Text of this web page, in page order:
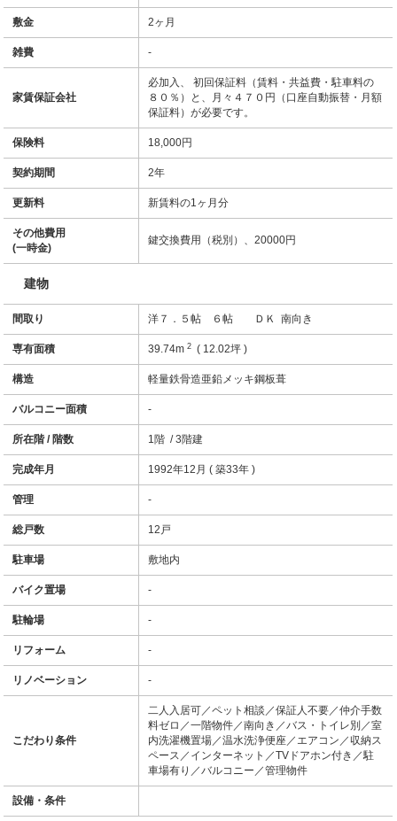
敷金 2ヶ月
雑費 -
家賃保証会社
必加入、 初回保証料（賃料・共益費・駐車料の
８０％）と、月々４７０円（口座自動振替・月額
保証料）が必要です。
保険料 18,000円
契約期間 2年
更新料 新賃料の1ヶ月分
その他費用
(一時金)
鍵交換費用（税別）、20000円
建物
間取り 洋７．５帖 ６帖 ＤＫ 南向き
専有面積 39.74m2 ( 12.02坪 )
構造 軽量鉄骨造亜鉛メッキ鋼板葺
バルコニー面積 -
所在階 / 階数 1階 / 3階建
完成年月 1992年12月 ( 築33年 )
管理 -
総戸数 12戸
駐車場 敷地内
バイク置場 -
駐輪場 -
リフォーム -
リノベーション -
こだわり条件
二人入居可／ペット相談／保証人不要／仲介手数
料ゼロ／一階物件／南向き／バス・トイレ別／室
内洗濯機置場／温水洗浄便座／エアコン／収納ス
ペース／インターネット／TVドアホン付き／駐
車場有り／バルコニー／管理物件
設備・条件